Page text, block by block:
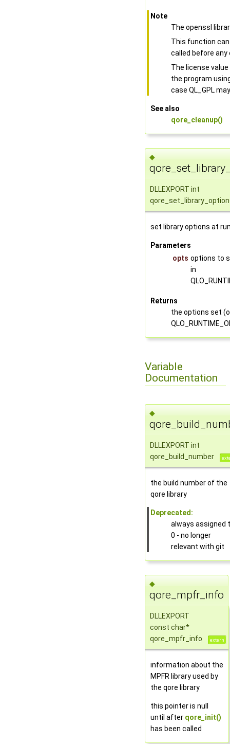
Note
The openssl
This function
called before
The license value
the program
case QL_GPL
See also
qore_cleanup()
◆
DLLEXPORT int
set library options at
Parameters
opts options to
in
Returns
the options set
Variable
Documentation
◆
DLLEXPORT int
qore_build_number
the build number of the
qore library
Deprecated:
always assigned
0 - no longer
relevant with git
◆
qore_mpfr_info
DLLEXPORT
const char*
qore_mpfr_info
extern
information about the
MPFR library used by
the qore library
this pointer is null
until after qore_init()
has been called